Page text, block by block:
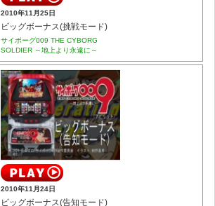
2010年11月25日
ビッグボーナス(挑戦モード)
サイボーグ009 THE CYBORG
SOLDIER ～地上より永遠に～
2010年11月24日
ビッグボーナス(告知モード)